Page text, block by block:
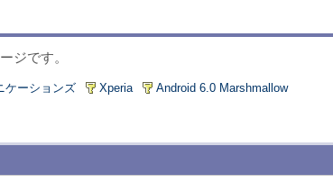
ジです。
ケーションズ Xperia
Android 6.0 Marshmallow